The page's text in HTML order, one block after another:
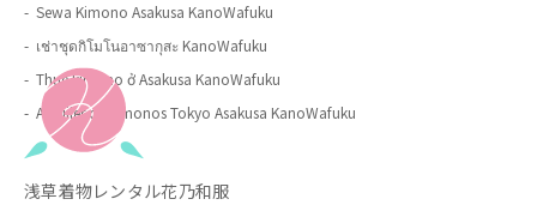
浅草着物レンタル花乃和服
Sewa Kimono Asakusa KanoWafuku
เช่าชุดกิโมโนอาซากุสะ KanoWafuku
Thuê kimono ở Asakusa KanoWafuku
Alquiler de kimonos Tokyo Asakusa KanoWafuku